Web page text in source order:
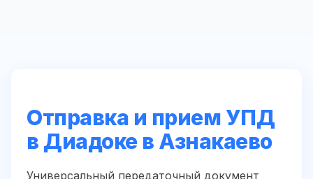
Отправка и прием УПД
в Диадоке в Азнакаево
Универсальный передаточный документ